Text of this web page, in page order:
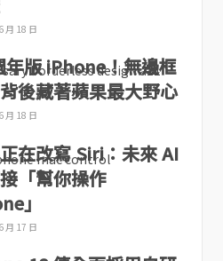
月 18 日
年版 iPhone！無邊框
後藏著蘋果最大野心
月 18 日
在改寫 Siri：未來 AI
「幫你操作
」
月 17 日